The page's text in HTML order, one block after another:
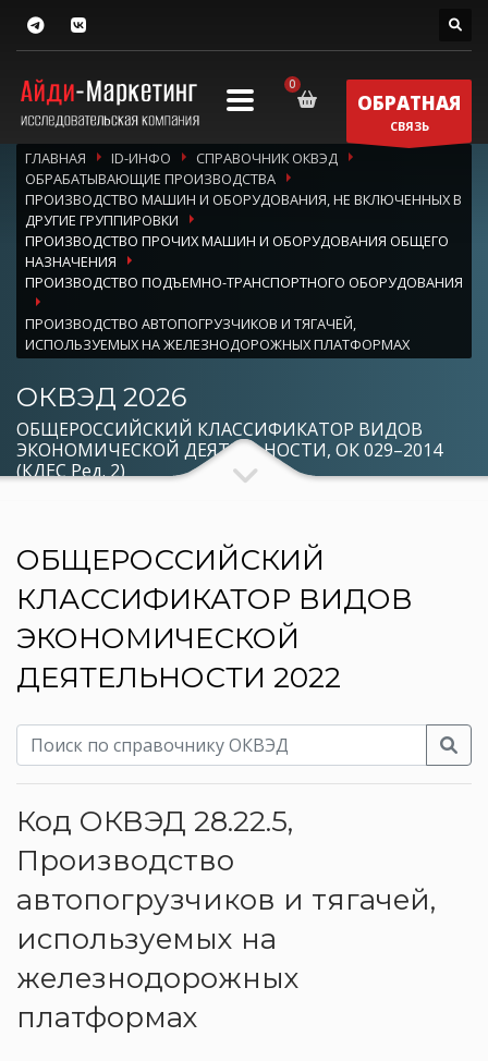
ОБРАТНАЯ
СВЯЗЬ
ГЛАВНАЯ ID-ИНФО
СПРАВОЧНИК ОКВЭД
ОБРАБАТЫВАЮЩИЕ ПРОИЗВОДСТВА
ПРОИЗВОДСТВО МАШИН И ОБОРУДОВАНИЯ, НЕ ВКЛЮЧЕННЫХ В
ДРУГИЕ ГРУППИРОВКИ
ПРОИЗВОДСТВО ПРОЧИХ МАШИН И ОБОРУДОВАНИЯ ОБЩЕГО
НАЗНАЧЕНИЯ
ПРОИЗВОДСТВО ПОДЪЕМНО-ТРАНСПОРТНОГО ОБОРУДОВАНИЯ
ПРОИЗВОДСТВО АВТОПОГРУЗЧИКОВ И ТЯГАЧЕЙ,
ИСПОЛЬЗУЕМЫХ НА ЖЕЛЕЗНОДОРОЖНЫХ ПЛАТФОРМАХ
ОКВЭД 2026
ОБЩЕРОССИЙСКИЙ КЛАССИФИКАТОР ВИДОВ
ЭКОНОМИЧЕСКОЙ ДЕЯТЕЛЬНОСТИ, ОК 029–2014
(КДЕС Ред. 2)
ОБЩЕРОССИЙСКИЙ
КЛАССИФИКАТОР ВИДОВ
ЭКОНОМИЧЕСКОЙ
ДЕЯТЕЛЬНОСТИ 2022
Код ОКВЭД 28.22.5,
Производство
автопогрузчиков и тягачей,
используемых на
железнодорожных
платформах